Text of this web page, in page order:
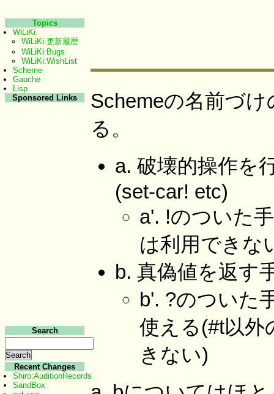
Schemeの名前づ
る。
a. 破壊的操作を
(set-car! etc)
a'. !のついた
は利用できな
b. 真偽値を返す
b'. ?のついた
使える(#t以外
きない)
Topics
WiLiKi
WiLiKi:更新履歴
WiLiKi:Bugs
WiLiKi:WishList
Scheme
Gauche
Lisp
Sponsored Links
Search
Recent Changes
Shiro:AuditionRecords
SandBox